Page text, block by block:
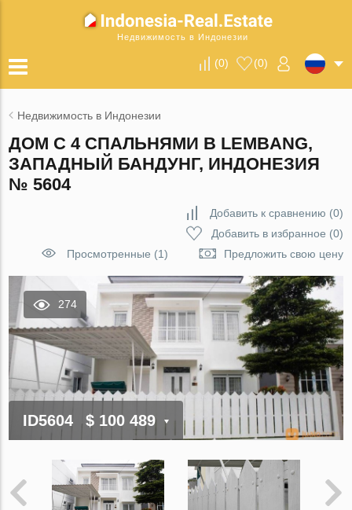
Недвижимость в Индонезии
(0) (0)
Недвижимость в Индонезии
ДОМ С 4 СПАЛЬНЯМИ В LEMBANG,
ЗАПАДНЫЙ БАНДУНГ, ИНДОНЕЗИЯ
№ 5604
Добавить к сравнению (0)
Добавить в избранное (0)
Просмотренные (1)
Предложить свою цену
274
ID5604 $ 100 489